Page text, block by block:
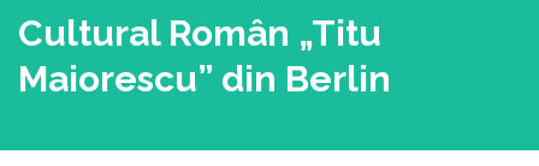
Cultural Român „Titu
Maiorescu” din Berlin